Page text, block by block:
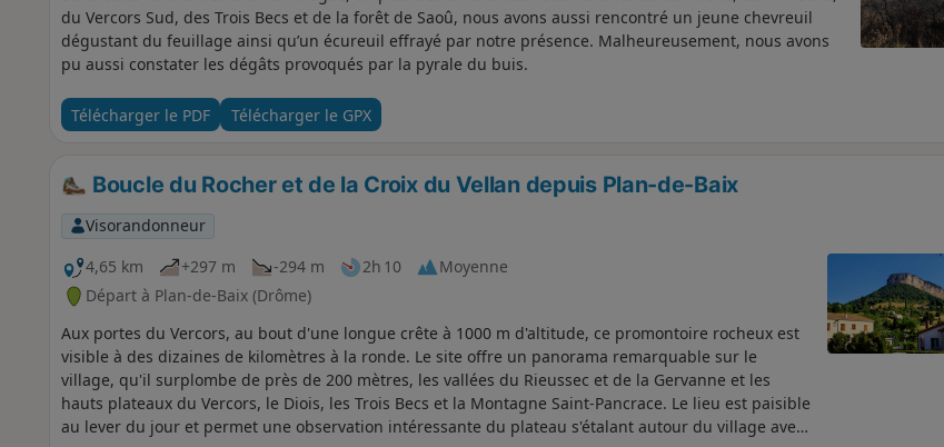
du Vercors Sud, des Trois Becs et de la forêt de Saoû, nous avons aussi rencontré un jeune chevreuil
dégustant du feuillage ainsi qu’un écureuil effrayé par notre présence. Malheureusement, nous avons
pu aussi constater les dégâts provoqués par la pyrale du buis.
Télécharger le PDF Télécharger le GPX
Boucle du Rocher et de la Croix du Vellan depuis Plan-de-Baix
Visorandonneur
4,65 km
+297 m -294 m 2h 10
Moyenne
Départ à Plan-de-Baix (Drôme)
Aux portes du Vercors, au bout d'une longue crête à 1000 m d'altitude, ce promontoire rocheux est
visible à des dizaines de kilomètres à la ronde. Le site offre un panorama remarquable sur le
village, qu'il surplombe de près de 200 mètres, les vallées du Rieussec et de la Gervanne et les
hauts plateaux du Vercors, le Diois, les Trois Becs et la Montagne Saint-Pancrace. Le lieu est paisible
au lever du jour et permet une observation intéressante du plateau s'étalant autour du village avec